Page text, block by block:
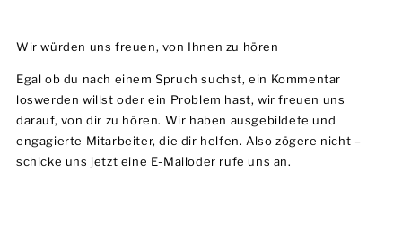
Sport-Accessoires
Wir würden uns freuen, von Ihnen zu hören
Egal ob du nach einem Spruch suchst, ein Kommentar
loswerden willst oder ein Problem hast, wir freuen uns
darauf, von dir zu hören. Wir haben ausgebildete und
engagierte Mitarbeiter, die dir helfen. Also zögere nicht –
schicke uns jetzt eine E-Mailoder rufe uns an.